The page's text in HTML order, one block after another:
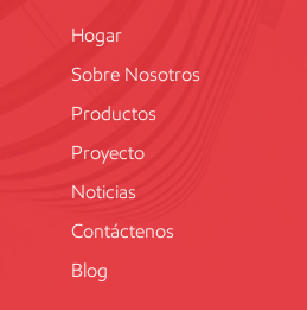
Hogar
Sobre Nosotros
Productos
Proyecto
Noticias
Contáctenos
Blog